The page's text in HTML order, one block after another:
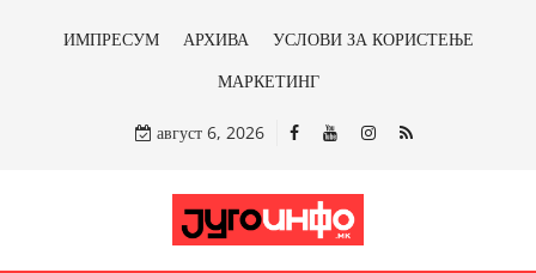
ИМПРЕСУМ АРХИВА
УСЛОВИ ЗА КОРИСТЕЊЕ
МАРКЕТИНГ
август 6, 2026